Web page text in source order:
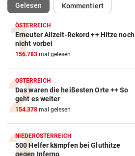
Gelesen(ausgewählt)Kommentiert
ÖSTERREICH
Erneuter Allzeit-Rekord ++ Hitze noch
nicht vorbei
156.783 mal gelesen
ÖSTERREICH
Das waren die heißesten Orte ++ So
geht es weiter
154.378 mal gelesen
NIEDERÖSTERREICH
500 Helfer kämpfen bei Gluthitze
gegen Inferno
Action-Cam Vergleich
ZUM VERGLEICH
Crosstrainer Vergleich
ZUM VERGLEICH
E-Bike Vergleich
ZUM VERGLEICH
Elektro-Scooter Vergleich